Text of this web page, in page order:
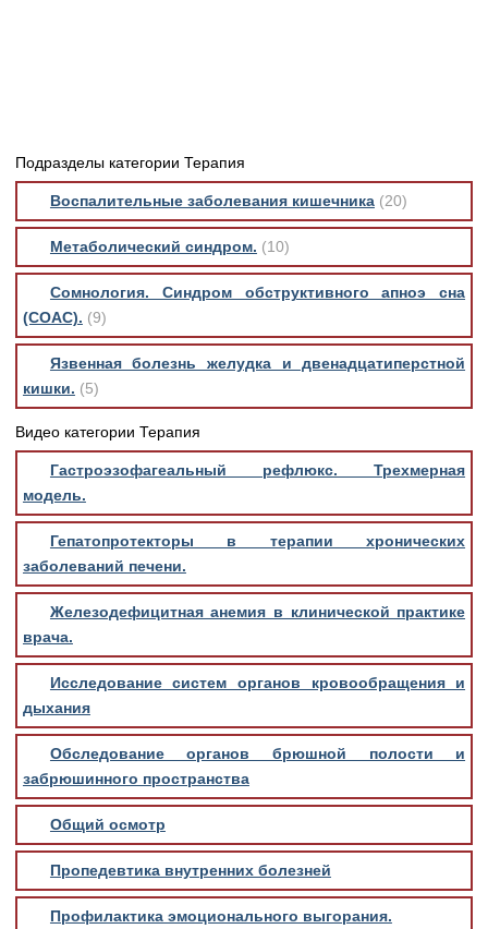
Обратная связь
Добавить материал
Подразделы категории Терапия
Воспалительные заболевания кишечника (20)
Метаболический синдром. (10)
Сомнология. Синдром обструктивного апноэ сна
(СОАС). (9)
Язвенная болезнь желудка и двенадцатиперстной
кишки. (5)
Видео категории Терапия
Гастроэзофагеальный рефлюкс. Трехмерная
модель.
Гепатопротекторы в терапии хронических
заболеваний печени.
Железодефицитная анемия в клинической практике
врача.
Исследование систем органов кровообращения и
дыхания
Обследование органов брюшной полости и
забрюшинного пространства
Общий осмотр
Пропедевтика внутренних болезней
Профилактика эмоционального выгорания.